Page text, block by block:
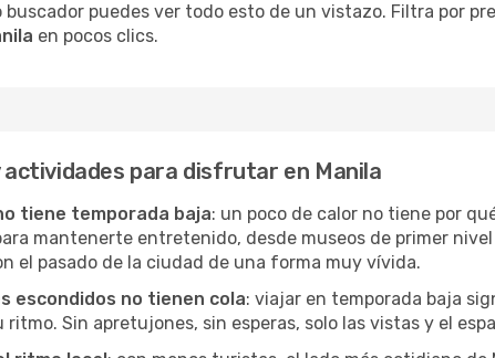
buscador puedes ver todo esto de un vistazo. Filtra por
en pocos clics.
actividades para disfrutar en Manila
tiene temporada baja: un poco de calor no tiene por
mantenerte entretenido, desde museos de primer
el pasado de la ciudad de una forma muy vívida.
escondidos no tienen cola: viajar en temporada baja
ritmo. Sin apretujones, sin esperas, solo las vistas y el